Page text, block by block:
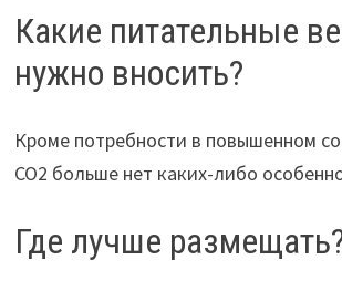
Какие питательные
нужно вносить?
Кроме потребности в повышенном
CO2 больше нет каких-либо
Где лучше